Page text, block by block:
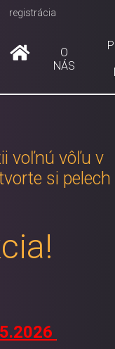
O
NÁS
registrácia
voľnú vôľu v
si pelech